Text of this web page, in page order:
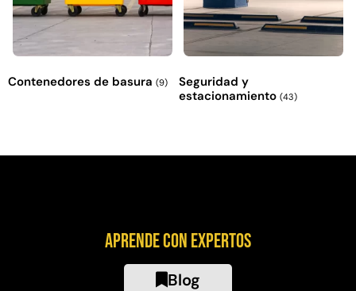
Contenedores de basura (9)
Seguridad y
estacionamiento (43)
Aprende con expertos
Blog